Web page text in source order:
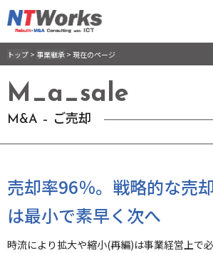
トップ > 事業継承 > 現在のページ
M&A – ご売却
M_a_sale
売却率96％。戦略的な売
は最小で素早く次へ
時流により拡大や縮小(再編)は事業経営上で